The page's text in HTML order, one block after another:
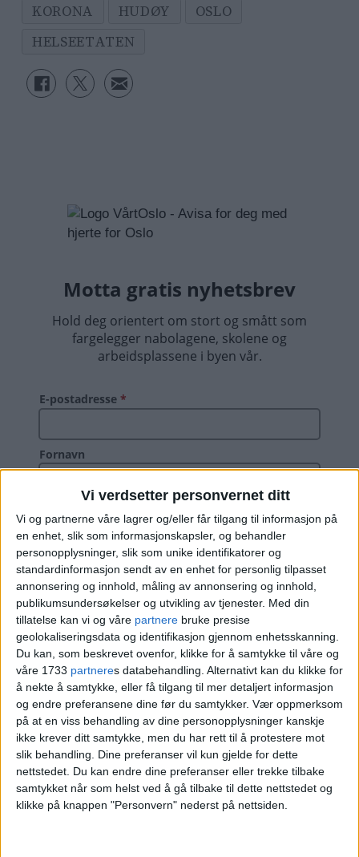
Vi verdsetter personvernet ditt
Vi og partnerne våre lagrer og/eller får tilgang til informasjon på
en enhet, slik som informasjonskapsler, og behandler
personopplysninger, slik som unike identifikatorer og
standardinformasjon sendt av en enhet for personlig tilpasset
annonsering og innhold, måling av annonsering og innhold,
publikumsundersøkelser og utvikling av tjenester. Med din
tillatelse kan vi og våre partnere bruke presise
geolokaliseringsdata og identifikasjon gjennom enhetsskanning.
Du kan, som beskrevet ovenfor, klikke for å samtykke til våre og
våre 1733 partneres databehandling. Alternativt kan du klikke for
å nekte å samtykke, eller få tilgang til mer detaljert informasjon
og endre preferansene dine før du samtykker. Vær oppmerksom
på at en viss behandling av dine personopplysninger kanskje
ikke krever ditt samtykke, men du har rett til å protestere mot
slik behandling. Dine preferanser vil kun gjelde for dette
nettstedet. Du kan endre dine preferanser eller trekke tilbake
samtykket når som helst ved å gå tilbake til dette nettstedet og
klikke på knappen "Personvern" nederst på nettsiden.
KORONA
HUDØY
OSLO
HELSEETATEN